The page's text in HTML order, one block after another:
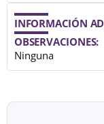
INFORMACIÓN
OBSERVACIONES:
Ninguna